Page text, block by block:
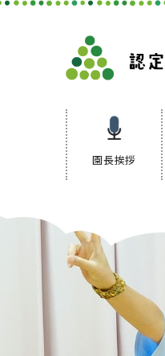
園長挨拶